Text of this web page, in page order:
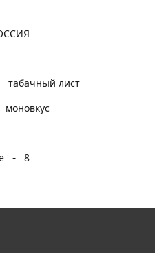
табачный лист
моновкус
- 8